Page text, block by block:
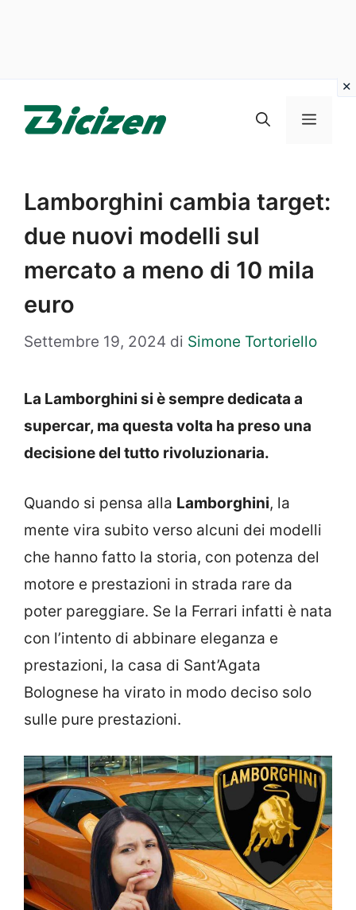
Menu
Lamborghini cambia target:
due nuovi modelli sul
mercato a meno di 10 mila
euro
Settembre 19, 2024 di Simone Tortoriello
La Lamborghini si è sempre dedicata a
supercar, ma questa volta ha preso una
decisione del tutto rivoluzionaria.
Quando si pensa alla Lamborghini, la
mente vira subito verso alcuni dei modelli
che hanno fatto la storia, con potenza del
motore e prestazioni in strada rare da
poter pareggiare. Se la Ferrari infatti è nata
con l’intento di abbinare eleganza e
prestazioni, la casa di Sant’Agata
Bolognese ha virato in modo deciso solo
sulle pure prestazioni.